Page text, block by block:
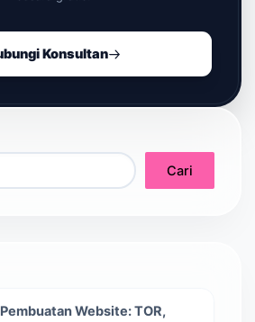
Konsultan
Cari
Website: TOR,